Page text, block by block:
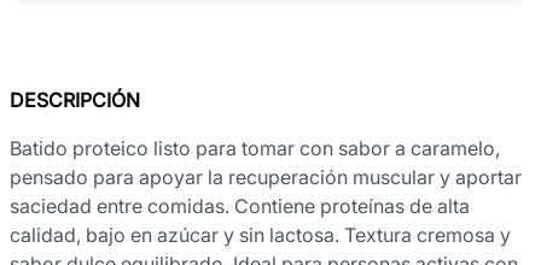
DESCRIPCIÓN
Batido proteico listo para tomar con sabor a caramelo,
pensado para apoyar la recuperación muscular y aportar
saciedad entre comidas. Contiene proteínas de alta
calidad, bajo en azúcar y sin lactosa. Textura cremosa y